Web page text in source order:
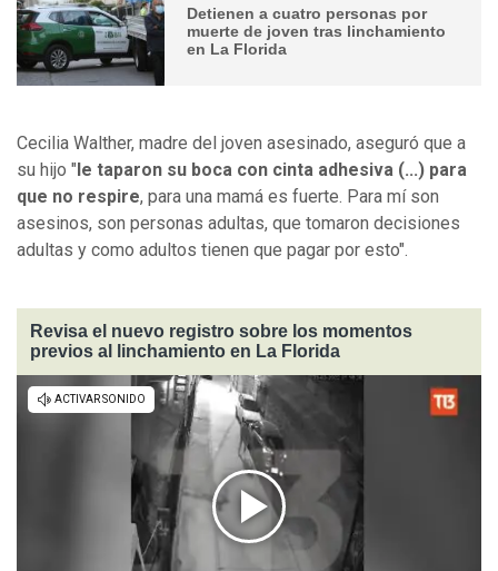
Detienen a cuatro personas por
muerte de joven tras linchamiento
en La Florida
Cecilia Walther, madre del joven asesinado, aseguró que a
su hijo " le taparon su boca con cinta adhesiva (...) para
que no respire, para una mamá es fuerte. Para mí son
asesinos, son personas adultas, que tomaron decisiones
adultas y como adultos tienen que pagar por esto".
Revisa el nuevo registro sobre los momentos
previos al linchamiento en La Florida